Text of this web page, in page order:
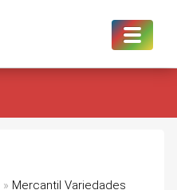
Toggle
» Mercantil Variedades